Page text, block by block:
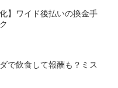
】ワイド後払いの換金手
で飲食して報酬も？ミス